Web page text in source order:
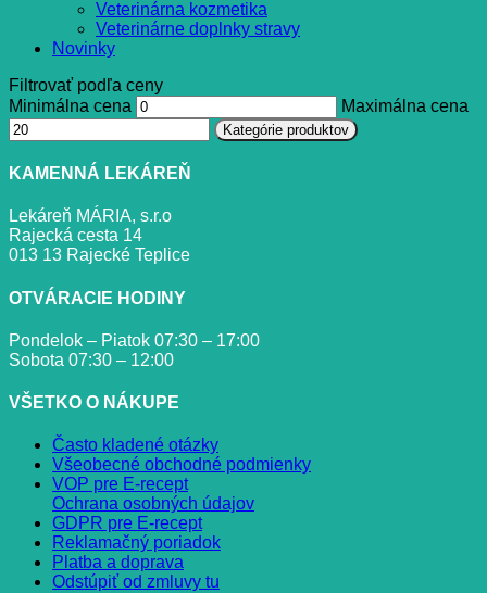
Veterinárna kozmetika
Veterinárne doplnky stravy
Novinky
Filtrovať podľa ceny
Minimálna cena
Maximálna cena
Kategórie produktov
KAMENNÁ LEKÁREŇ
Lekáreň MÁRIA, s.r.o
Rajecká cesta 14
013 13 Rajecké Teplice
OTVÁRACIE HODINY
Pondelok – Piatok 07:30 – 17:00
Sobota 07:30 – 12:00
VŠETKO O NÁKUPE
Často kladené otázky
Všeobecné obchodné podmienky
VOP pre E-recept
Ochrana osobných údajov
GDPR pre E-recept
Reklamačný poriadok
Platba a doprava
Odstúpiť od zmluvy tu